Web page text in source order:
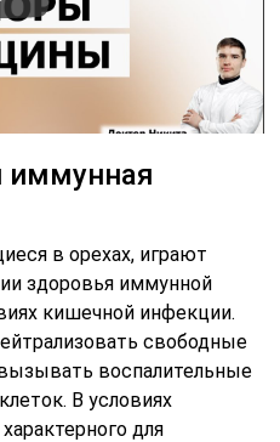
иммунная
в орехах, играют
здоровья иммунной
кишечной инфекции.
свободные
воспалительные
В условиях
для